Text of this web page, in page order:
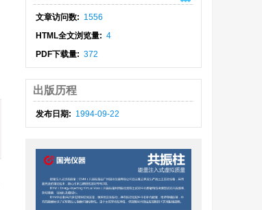
文章访问数: 1556
HTML全文浏览量: 4
PDF下载量: 372
出版历程
发布日期: 1994-09-22